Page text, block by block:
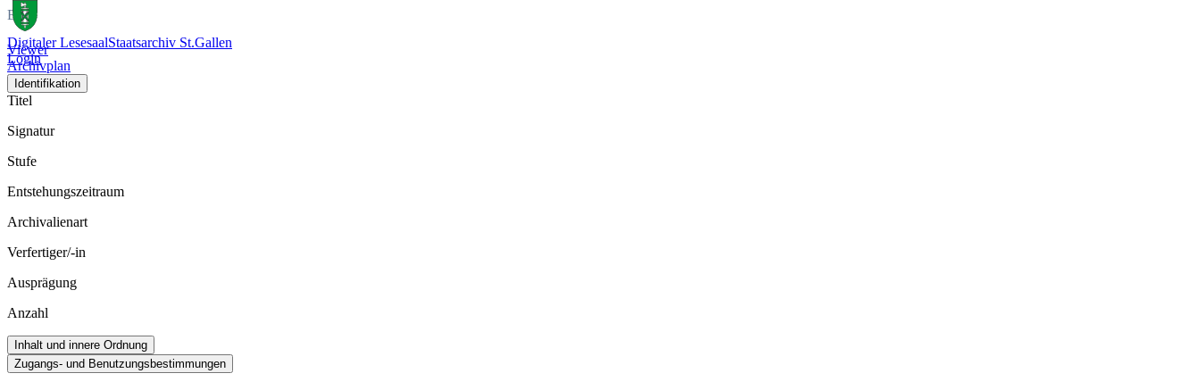
Digitaler LesesaalStaatsarchiv St.Gallen
Login
Bild
Viewer
Archivplan
Identifikation
Titel
Signatur
Stufe
Entstehungszeitraum
Archivalienart
Verfertiger/-in
Ausprägung
Anzahl
Inhalt und innere Ordnung
Zugangs- und Benutzungsbestimmungen